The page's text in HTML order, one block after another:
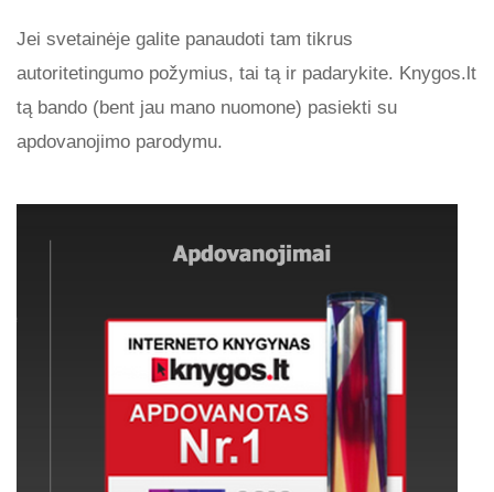
Jei svetainėje galite panaudoti tam tikrus
autoritetingumo požymius, tai tą ir padarykite. Knygos.lt
tą bando (bent jau mano nuomone) pasiekti su
apdovanojimo parodymu.